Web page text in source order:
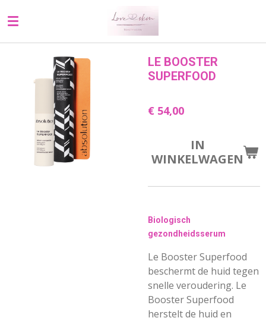
direct
hoofdinhoud
LE BOOSTER
SUPERFOOD
€ 54,00
IN
WINKELWAGEN
Biologisch
gezondheidsserum
Le Booster Superfood
beschermt de huid tegen
snelle veroudering. Le
Booster Superfood
herstelt de huid en